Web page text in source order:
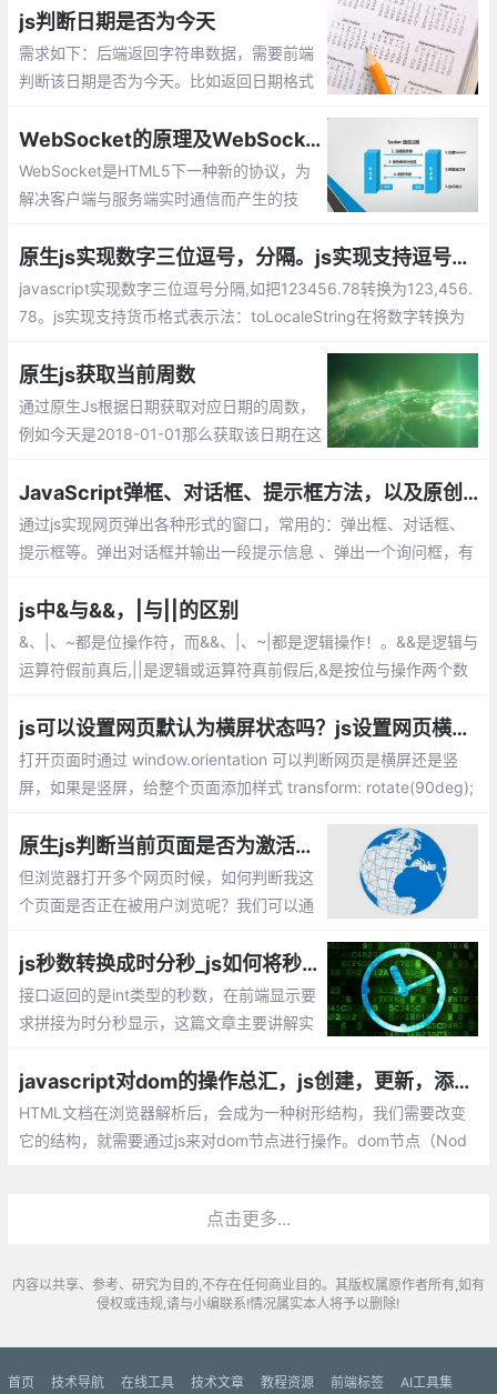
js判断日期是否为今天
需求如下：后端返回字符串数据，需要前端
判断该日期是否为今天。比如返回日期格式
呢，这篇文章整理实现的几种方式供大家参
考。
WebSocket的原理及WebSocket API的使用，js中如何运用websocket
WebSocket是HTML5下一种新的协议，为
解决客户端与服务端实时通信而产生的技
握手后创建一个用于交换数据的TCP连接
原生js实现数字三位逗号，分隔。js实现支持逗号分割的货币格式表示法总汇
javascript实现数字三位逗号分隔,如把123456.78转换为123,456.
78。js实现支持货币格式表示法：toLocaleString在将数字转换为
符串中的一部分并返回该部分字符串。match方式代表正则表达式
的匹配....
原生js获取当前周数
通过原生Js根据日期获取对应日期的周数，
例如今天是2018-01-01那么获取该日期在这
下。
JavaScript弹框、对话框、提示框方法，以及原创JS模拟Alert弹出框效果
通过js实现网页弹出各种形式的窗口，常用的：弹出框、对话框、
提示框等。弹出对话框并输出一段提示信息 、弹出一个询问框，有
一个输入框，输入一段文字，可以提交、window.open 弹出新窗口
的命令
js中&与&&，|与||的区别
&、|、~都是位操作符，而&&、|、~|都是逻辑操作！。&&是逻辑与
运算符假前真后,||是逻辑或运算符真前假后,&是按位与操作两个数
js可以设置网页默认为横屏状态吗？js设置网页横屏和竖屏切换
打开页面时通过 window.orientation 可以判断网页是横屏还是竖
屏，如果是竖屏，给整个页面添加样式 transform: rotate(90deg);
entationchange和window.orientation可以灵活的对网页进行变
换。
原生js判断当前页面是否为激活状态【判断用户是否在浏览当前页面】
但浏览器打开多个网页时候，如何判断我这
个页面是否正在被用户浏览呢？我们可以通
是激活状态。
js秒数转换成时分秒_js如何将秒拼接为时分秒显示？
接口返回的是int类型的秒数，在前端显示要
求拼接为时分秒显示，这篇文章主要讲解实
javascript对dom的操作总汇，js创建，更新，添加，删除DOM的方法
HTML文档在浏览器解析后，会成为一种树形结构，我们需要改变
它的结构，就需要通过js来对dom节点进行操作。dom节点（Nod
点击更多...
内容以共享、参考、研究为目的,不存在任何商业目的。其版权属原作者所有,如有
侵权或违规,请与小编联系!情况属实本人将予以删除!
首页 技术导航 在线工具 技术文章 教程资源 前端标签 AI工具集